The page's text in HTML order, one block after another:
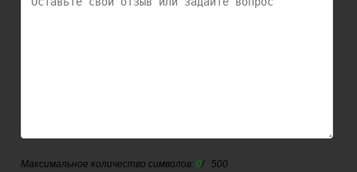
Максимальное количество символов: 0/ 500